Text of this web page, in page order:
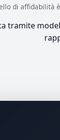
di affidabilità
tramite